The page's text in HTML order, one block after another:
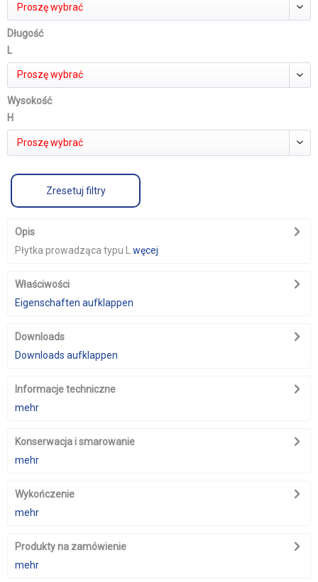
Proszę wybrać
Długość
L
Proszę wybrać
Wysokość
H
Proszę wybrać
Zresetuj filtry
Opis
Płytka prowadząca typu L węcej
Właściwości
Eigenschaften aufklappen
Downloads
Downloads aufklappen
Informacje techniczne
mehr
Konserwacja i smarowanie
mehr
Wykończenie
mehr
Produkty na zamówienie
mehr